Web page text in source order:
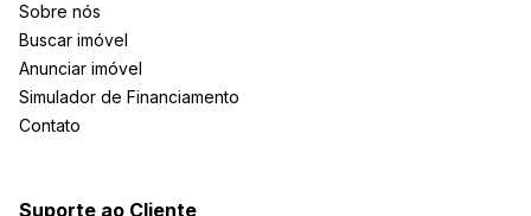
Sobre nós
Buscar imóvel
Anunciar imóvel
Simulador de Financiamento
Contato
Suporte ao Cliente